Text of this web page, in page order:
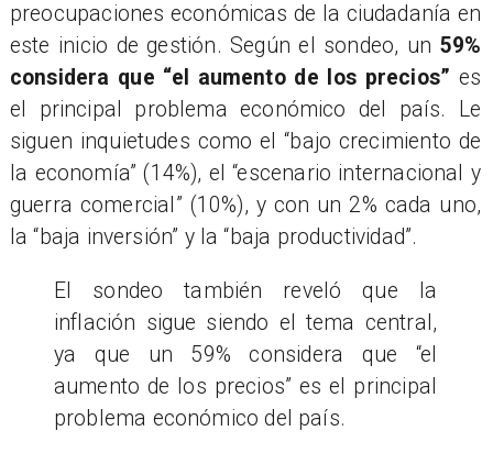
preocupaciones económicas de la ciudadanía en
este inicio de gestión. Según el sondeo, un 59%
considera que “el aumento de los precios” es
el principal problema económico del país. Le
siguen inquietudes como el “bajo crecimiento de
la economía” (14%), el “escenario internacional y
guerra comercial” (10%), y con un 2% cada uno,
la “baja inversión” y la “baja productividad”.
El sondeo también reveló que la
inflación sigue siendo el tema central,
ya que un 59% considera que “el
aumento de los precios” es el principal
problema económico del país.